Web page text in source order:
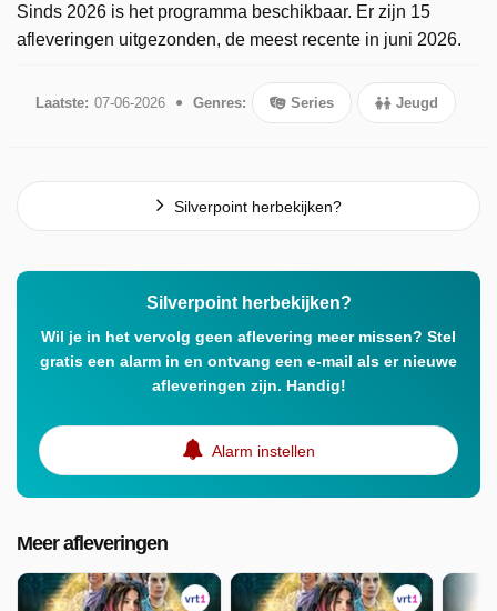
Sinds 2026 is het programma beschikbaar. Er zijn 15
afleveringen uitgezonden, de meest recente in juni 2026.
Laatste: 07-06-2026 Genres: Series Jeugd
Silverpoint herbekijken?
Silverpoint herbekijken?
Wil je in het vervolg geen aflevering meer missen? Stel
gratis een alarm in en ontvang een e-mail als er nieuwe
afleveringen zijn. Handig!
Alarm instellen
Meer afleveringen